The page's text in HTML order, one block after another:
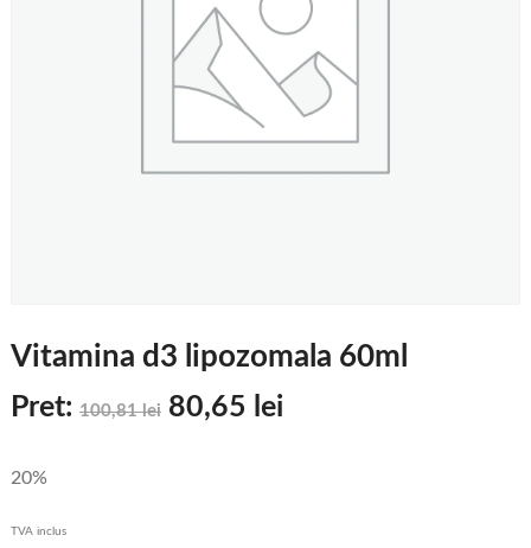
Vitamina d3 lipozomala 60ml
Pret: 100,81lei 80,65 lei
20%
TVA inclus